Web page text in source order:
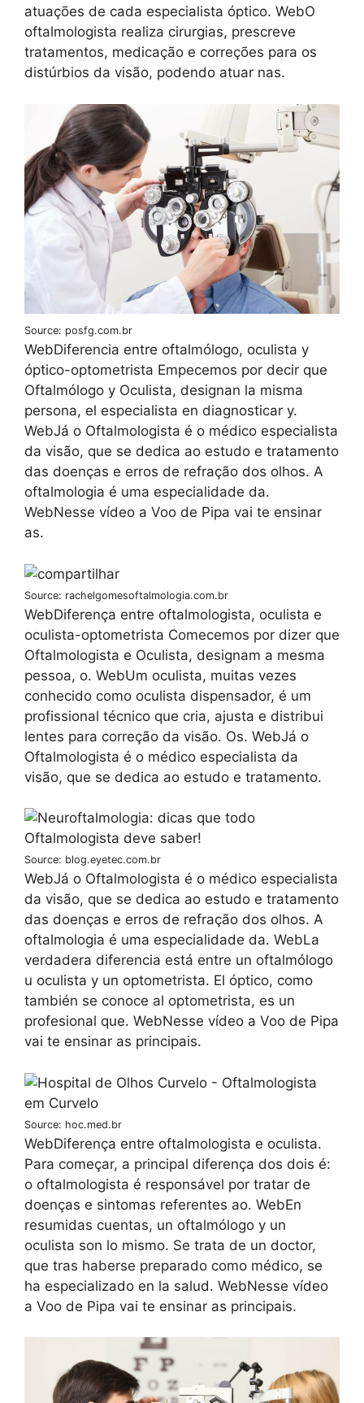
atuações de cada especialista óptico. WebO
oftalmologista realiza cirurgias, prescreve
tratamentos, medicação e correções para os
distúrbios da visão, podendo atuar nas.
Source: posfg.com.br
WebDiferencia entre oftalmólogo, oculista y
óptico-optometrista Empecemos por decir que
Oftalmólogo y Oculista, designan la misma
persona, el especialista en diagnosticar y.
WebJá o Oftalmologista é o médico especialista
da visão, que se dedica ao estudo e tratamento
das doenças e erros de refração dos olhos. A
oftalmologia é uma especialidade da.
WebNesse vídeo a Voo de Pipa vai te ensinar
as.
Source: rachelgomesoftalmologia.com.br
WebDiferença entre oftalmologista, oculista e
oculista-optometrista Comecemos por dizer que
Oftalmologista e Oculista, designam a mesma
pessoa, o. WebUm oculista, muitas vezes
conhecido como oculista dispensador, é um
profissional técnico que cria, ajusta e distribui
lentes para correção da visão. Os. WebJá o
Oftalmologista é o médico especialista da
visão, que se dedica ao estudo e tratamento.
Source: blog.eyetec.com.br
WebJá o Oftalmologista é o médico especialista
da visão, que se dedica ao estudo e tratamento
das doenças e erros de refração dos olhos. A
oftalmologia é uma especialidade da. WebLa
verdadera diferencia está entre un oftalmólogo
u oculista y un optometrista. El óptico, como
también se conoce al optometrista, es un
profesional que. WebNesse vídeo a Voo de Pipa
vai te ensinar as principais.
Source: hoc.med.br
WebDiferença entre oftalmologista e oculista.
Para começar, a principal diferença dos dois é:
o oftalmologista é responsável por tratar de
doenças e sintomas referentes ao. WebEn
resumidas cuentas, un oftalmólogo y un
oculista son lo mismo. Se trata de un doctor,
que tras haberse preparado como médico, se
ha especializado en la salud. WebNesse vídeo
a Voo de Pipa vai te ensinar as principais.